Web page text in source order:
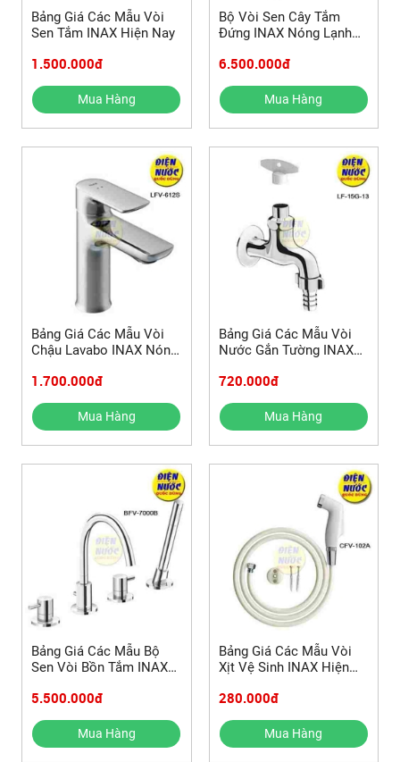
Bảng Giá Các Mẫu Vòi
Sen Tắm INAX Hiện Nay
1.500.000đ
Mua Hàng
Bộ Vòi Sen Cây Tắm
Đứng INAX Nóng Lạnh
6.500.000đ
Mua Hàng
Bảng Giá Các Mẫu Vòi
Chậu Lavabo INAX Nóng
1.700.000đ
Mua Hàng
Bảng Giá Các Mẫu Vòi
Nước Gắn Tường INAX
720.000đ
Mua Hàng
Bảng Giá Các Mẫu Bộ
Sen Vòi Bồn Tắm INAX
5.500.000đ
Mua Hàng
Bảng Giá Các Mẫu Vòi
Xịt Vệ Sinh INAX Hiện
280.000đ
Mua Hàng